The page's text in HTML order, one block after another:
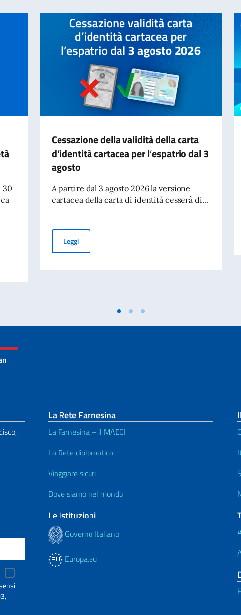
30
illimitata per i cittadini di età pari o superiore a 70 anni
Cessazione della validità della carta
d’identità cartacea per l’espatrio dal 3
agosto
A partire dal 3 agosto 2026 la versione
cartacea della carta di identità cesserà di...
LeggiCessazione della validità della carta d’identità cartacea
La Rete Farnesina
La Farnesina – il MAECI
La Rete diplomatica
Viaggiare sicuri
Dove siamo nel mondo
Le Istituzioni
Governo Italiano
Europa.eu